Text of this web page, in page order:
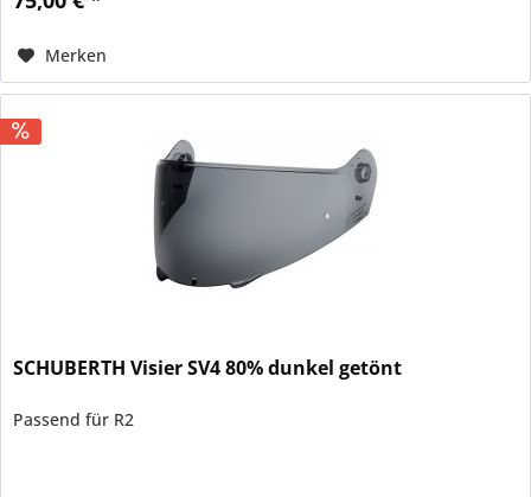
Merken
SCHUBERTH Visier SV4 80% dunkel getönt
Passend für R2